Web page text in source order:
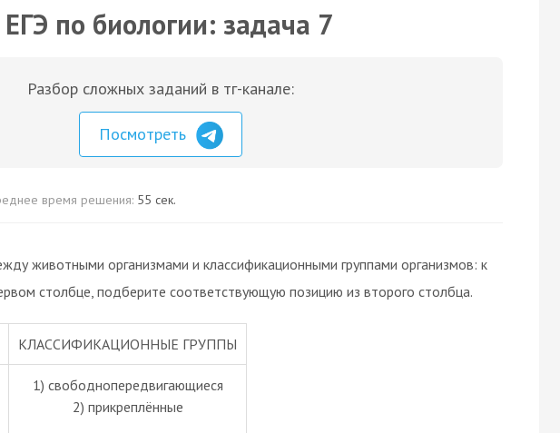
по биологии: задача 7
Разбор сложных заданий в тг-канале:
Посмотреть
время решения: 55 сек.
животными организмами и классификационными группами организмов: к
столбце, подберите соответствующую позицию из второго столбца.
КЛАССИФИКАЦИОННЫЕ ГРУППЫ
1) свободнопередвигающиеся
2) прикреплённые